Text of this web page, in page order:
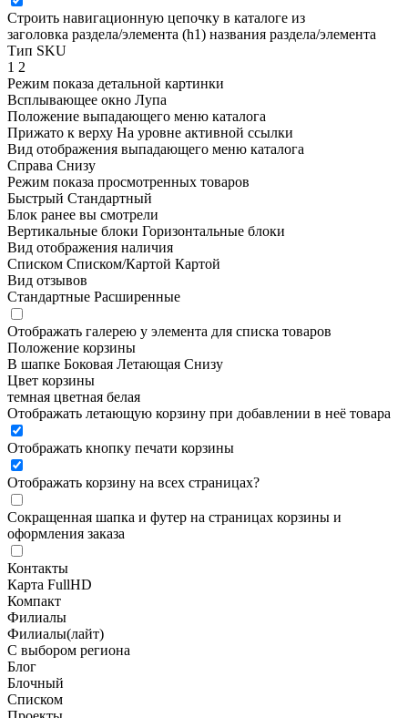
Строить навигационную цепочку в каталоге из
заголовка раздела/элемента (h1) названия раздела/элемента
Тип SKU
1 2
Режим показа детальной картинки
Всплывающее окно Лупа
Положение выпадающего меню каталога
Прижато к верху На уровне активной ссылки
Вид отображения выпадающего меню каталога
Справа Снизу
Режим показа просмотренных товаров
Быстрый Стандартный
Блок ранее вы смотрели
Вертикальные блоки Горизонтальные блоки
Вид отображения наличия
Списком Списком/Картой Картой
Вид отзывов
Стандартные Расширенные
Отображать галерею у элемента для списка товаров
Положение корзины
В шапке Боковая Летающая Снизу
Цвет корзины
темная цветная белая
Отображать летающую корзину при добавлении в неё товара
Отображать кнопку печати корзины
Отображать корзину на всех страницах?
Сокращенная шапка и футер на страницах корзины и
оформления заказа
Контакты
Карта FullHD
Компакт
Филиалы
Филиалы(лайт)
С выбором региона
Блог
Блочный
Списком